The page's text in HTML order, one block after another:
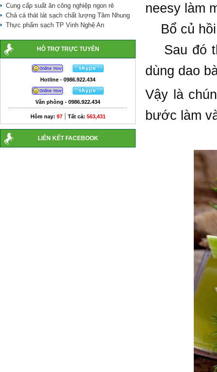
Cung cấp suất ăn công nghiệp ngon rẻ
Chả cá thát lát sạch chất lượng Tâm Nhung
Thực phẩm sạch TP Vinh Nghệ An
HỖ TRỢ TRỰC TUYẾN
Hotline - 0986.922.434
Văn phòng - 0986.922.434
Hôm nay: 97| Tất cả: 563,431
LIÊN KẾT FACEBOOK
neesy làm
Bổ củ hồi
Sau đó
dùng dao
Vậy là
bước làm